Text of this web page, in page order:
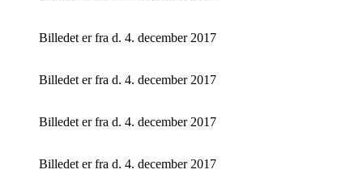
Billedet er fra d. 4. december 2017
Billedet er fra d. 4. december 2017
Billedet er fra d. 4. december 2017
Billedet er fra d. 4. december 2017